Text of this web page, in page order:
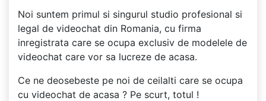
Noi suntem primul si singurul studio profesional si
legal de videochat din Romania, cu firma
inregistrata care se ocupa exclusiv de modelele de
videochat care vor sa lucreze de acasa.
Ce ne deosebeste pe noi de ceilalti care se ocupa
cu videochat de acasa ? Pe scurt, totul !